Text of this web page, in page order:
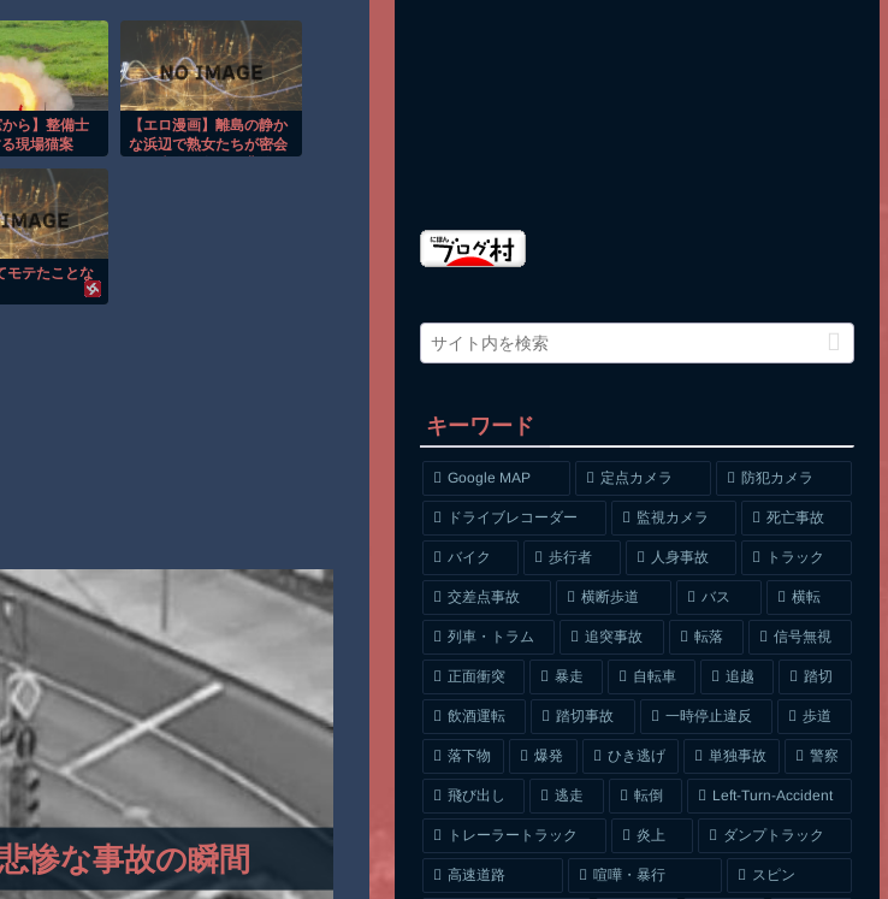
山の麓で撮影された鉄砲水が地獄すぎ
て四月は君の嘘くらいしかないような
懺悔室なんてナウなヤングは知らんだ
味しく食べる方法
RSS
から】整備士
現場猫案
【エロ漫画】離島の静か
な浜辺で熟女たちが密会
モテたことな
惨な事故の瞬間
キーワード
Google MAP 定点カメラ 防犯カメラ
ドライブレコーダー 監視カメラ 死亡事故
バイク 歩行者 人身事故 トラック
交差点事故 横断歩道 バス 横転
列車・トラム 追突事故 転落 信号無視
正面衝突 暴走 自転車 追越 踏切
飲酒運転 踏切事故 一時停止違反 歩道
落下物 爆発 ひき逃げ 単独事故 警察
飛び出し 逃走 転倒 Left-Turn-Accident
トレーラートラック 炎上 ダンプトラック
高速道路 喧嘩・暴行 スピン